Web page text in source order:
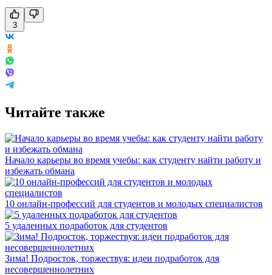
3
Читайте также
Начало карьеры во время учебы: как студенту найти работу и
избежать обмана
10 онлайн-профессий для студентов и молодых специалистов
5 удаленных подработок для студентов
Зима! Подросток, торжествуя: идеи подработок для
несовершеннолетних